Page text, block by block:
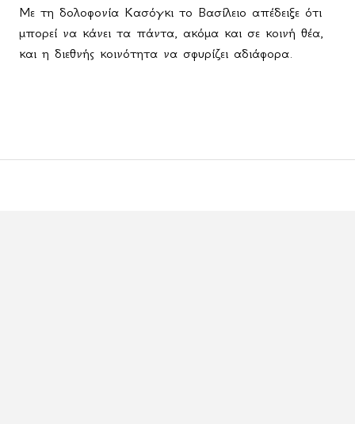
Με τη δολοφονία Κασόγκι το Βασίλειο απέδειξε ότι
μπορεί να κάνει τα πάντα, ακόμα και σε κοινή θέα,
και η διεθνής κοινότητα να σφυρίζει αδιάφορα.